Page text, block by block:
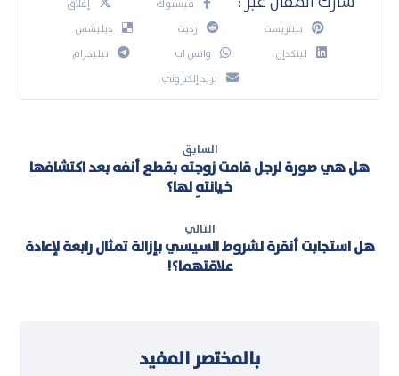
فيسبوك
إغلاق
بينتريست
رديت
ديليشس
لينكدإن
واتس اب
تيليجرام
بريد إلكتروني
السابق
هل هي صورة لرجل قامت زوجته بقطع أنفه بعد اكتشافها
خيانتهِ لها؟
التالي
هل استجابت أنقرة لشروط السيسي بإزالة تمثال رابعة لإعادة
علاقتهما؟!
بالمختصر المفيد